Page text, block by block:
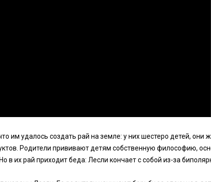
им удалось создать рай на земле: у них шестеро детей, они
Родители прививают детям собственную философию,
в их рай приходит беда: Лесли кончает с собой из-за